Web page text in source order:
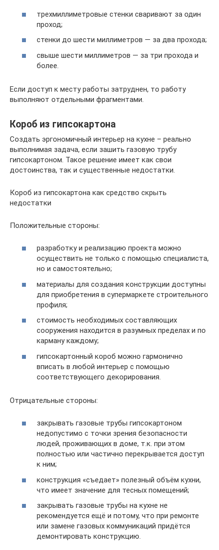
трехмиллиметровые стенки сваривают за один
проход;
стенки до шести миллиметров — за два прохода;
свыше шести миллиметров — за три прохода и
более.
Если доступ к месту работы затруднен, то работу
выполняют отдельными фрагментами.
Короб из гипсокартона
Создать эргономичный интерьер на кухне – реально
выполнимая задача, если зашить газовую трубу
гипсокартоном. Такое решение имеет как свои
достоинства, так и существенные недостатки.
Короб из гипсокартона как средство скрыть
недостатки
Положительные стороны:
разработку и реализацию проекта можно
осуществить не только с помощью специалиста,
но и самостоятельно;
материалы для создания конструкции доступны
для приобретения в супермаркете строительного
профиля;
стоимость необходимых составляющих
сооружения находится в разумных пределах и по
карману каждому;
гипсокартонный короб можно гармонично
вписать в любой интерьер с помощью
соответствующего декорирования.
Отрицательные стороны:
закрывать газовые трубы гипсокартоном
недопустимо с точки зрения безопасности
людей, проживающих в доме, т.к. при этом
полностью или частично перекрывается доступ
к ним;
конструкция «съедает» полезный объём кухни,
что имеет значение для тесных помещений;
закрывать газовые трубы на кухне не
рекомендуется ещё и потому, что при ремонте
или замене газовых коммуникаций придётся
демонтировать конструкцию.